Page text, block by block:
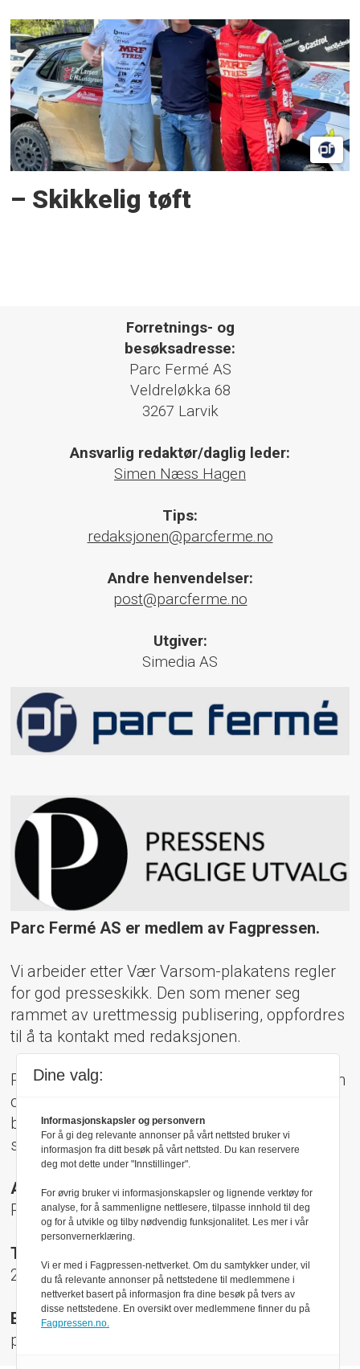
– Skikkelig tøft
Forretnings- og
besøksadresse:
Parc Fermé AS
Veldreløkka 68
3267 Larvik
Ansvarlig redaktør/daglig leder:
Simen Næss Hagen
Tips:
redaksjonen@parcferme.no
Andre henvendelser:
post@parcferme.no
Utgiver:
Simedia AS
Parc Fermé AS er medlem av Fagpressen.
Vi arbeider etter Vær Varsom-plakatens regler
for god presseskikk. Den som mener seg
rammet av urettmessig publisering, oppfordres
til å ta kontakt med redaksjonen.
Pressens Faglige Utvalg (PFU) er et klageorgan
oppnevnt av Norsk Presseforbund som
behandler klager mot mediene i presseetiske
spørsmål.
Adresse:
Rådhusgt 17, 0158 Oslo
Telefon:
22 40 50 40
E-post:
pfu@presse.no
Dine valg:
Informasjonskapsler og personvern
For å gi deg relevante annonser på vårt nettsted bruker vi
informasjon fra ditt besøk på vårt nettsted. Du kan reservere
deg mot dette under "Innstillinger".
For øvrig bruker vi informasjonskapsler og lignende verktøy for
analyse, for å sammenligne nettlesere, tilpasse innhold til deg
og for å utvikle og tilby nødvendig funksjonalitet. Les mer i vår
personvernerklæring.
Vi er med i Fagpressen-nettverket. Om du samtykker under, vil
du få relevante annonser på nettstedene til medlemmene i
nettverket basert på informasjon fra dine besøk på tvers av
disse nettstedene. En oversikt over medlemmene finner du på
Fagpressen.no.